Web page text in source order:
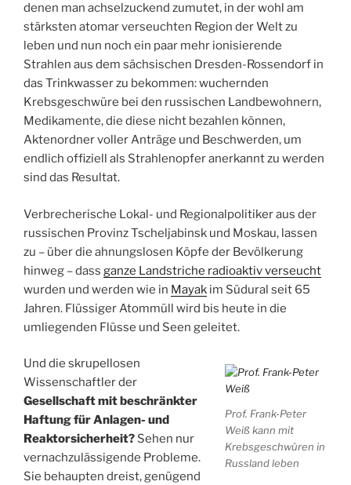
denen man achselzuckend zumutet, in der wohl am
stärksten atomar verseuchten Region der Welt zu
leben und nun noch ein paar mehr ionisierende
Strahlen aus dem sächsischen Dresden-Rossendorf in
das Trinkwasser zu bekommen: wuchernden
Krebsgeschwüre bei den russischen Landbewohnern,
Medikamente, die diese nicht bezahlen können,
Aktenordner voller Anträge und Beschwerden, um
endlich offiziell als Strahlenopfer anerkannt zu werden
sind das Resultat.
Verbrecherische Lokal- und Regionalpolitiker aus der
russischen Provinz Tscheljabinsk und Moskau, lassen
zu – über die ahnungslosen Köpfe der Bevölkerung
hinweg – dass ganze Landstriche radioaktiv verseucht
wurden und werden wie in Mayak im Südural seit 65
Jahren. Flüssiger Atommüll wird bis heute in die
umliegenden Flüsse und Seen geleitet.
Prof. Frank-Peter
Weiß kann mit
Krebsgeschwüren in
Russland leben
Und die skrupellosen
Wissenschaftler der
Gesellschaft mit beschränkter
Haftung für Anlagen- und
Reaktorsicherheit? Sehen nur
vernachzulässigende Probleme.
Sie behaupten dreist, genügend